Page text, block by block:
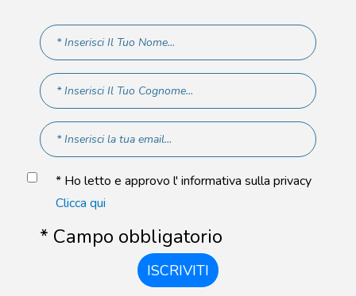
* Ho letto e approvo l' informativa sulla privacy
Clicca qui
* Campo obbligatorio
ISCRIVITI